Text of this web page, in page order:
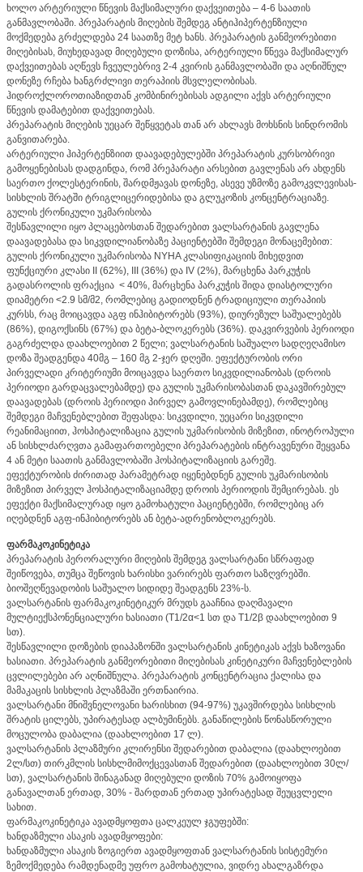
ხოლო არტერიული წნევის მაქსიმალური დაქვეითება – 4-6 საათის
განმავლობაში. პრეპარატის მიღების შემდეგ ანტიჰიპერტენზიული
მოქმედება გრძელდება 24 საათზე მეტ ხანს. პრეპარატის განმეორებითი
მიღებისას, მიუხედავად მიღებული დოზისა, არტერიული წნევა მაქსიმალურ
დაქვეითებას აღწევს ჩვეულებრივ 2-4 კვირის განმავლობაში და აღნიშნულ
დონეზე რჩება ხანგრძლივი თერაპიის მსვლელობისას.
ჰიდროქლოროთიაზიდთან კომბინირებისას ადგილი აქვს არტერიული
წნევის დამატებით დაქვეითებას.
პრეპარატის მიღების უეცარ შეწყვეტას თან არ ახლავს მოხსნის სინდრომის
განვითარება.
არტერიული ჰიპერტენზიით დაავადებულებში პრეპარატის კურსობრივი
გამოყენებისას დადგინდა, რომ პრეპარატი არსებით გავლენას არ ახდენს
საერთო ქოლესტერინის, შარდმჟავას დონეზე, ასევე უზმოზე გამოკვლევისას-
სისხლის შრატში ტრიგლიცერიდებისა და გლუკოზის კონცენტრაციაზე.
გულის ქრონიკული უკმარისობა
შესწავლილი იყო პლაცებოსთან შედარებით ვალსარტანის გავლენა
დაავადებასა და სიკვდილიანობაზე პაციენტებში შემდეგი მონაცემებით:
გულის ქრონიკული უკმარისობა NYHA კლასიფიკაციის მიხედვით
ფუნქციური კლასი II (62%), III (36%) და IV (2%), მარცხენა პარკუჭის
გადასროლის ფრაქცია < 40%, მარცხენა პარკუჭის შიდა დიასტოლური
დიამეტრი <2.9 სმ/მ2, რომლებიც გადიოდნენ ტრადიციული თერაპიის
კურსს, რაც მოიცავდა აგფ ინჰიბიტორებს (93%), დიურეზულ საშუალებებს
(86%), დიგოქსინს (67%) და ბეტა-ბლოკერებს (36%). დაკვირვების პერიოდი
გაგრძელდა დაახლოებით 2 წელი; ვალსარტანის საშუალო სადღეღამისო
დოზა შეადგენდა 40მგ – 160 მგ 2-ჯერ დღეში. ეფექტურობის ორი
პირველადი კრიტერიუმი მოიცავდა საერთო სიკვდილიანობას (დროის
პერიოდი გარდაცვალებამდე) და გულის უკმარისობასთან დაკავშირებულ
დაავადებას (დროის პერიოდი პირველ გამოვლინებამდე), რომლებიც
შემდეგი მაჩვენებლებით შეფასდა: სიკვდილი, უეცარი სიკვდილი
რეანიმაციით, ჰოსპიტალიზაცია გულის უკმარისობის მიზეზით, ინოტროპული
ან სისხლძარღვთა გამაფართოებელი პრეპარატების ინტრავენური შეყვანა
4 ან მეტი საათის განმავლობაში ჰოსპიტალიზაციის გარეშე.
ეფექტურობის ძირითად პარამეტრად იყენებდნენ გულის უკმარისობის
მიზეზით პირველ ჰოსპიტალიზაციამდე დროის პერიოდის შემცირებას. ეს
ეფექტი მაქსიმალურად იყო გამოხატული პაციენტებში, რომლებიც არ
იღებდნენ აგფ-ინჰიბიტორებს ან ბეტა-ადრენობლოკერებს.
ფარმაკოკინეტიკა
პრეპარატის პერორალური მიღების შემდეგ ვალსარტანი სწრაფად
შეიწოვება, თუმცა შეწოვის ხარისხი ვარირებს ფართო საზღვრებში.
ბიოშეღწევადობის საშუალო სიდიდე შეადგენს 23%-ს.
ვალსარტანის ფარმაკოკინეტიკურ მრუდს გააჩნია დაღმავალი
მულტიექსპონენციალური ხასიათი (T1/2α<1 სთ და T1/2β დაახლოებით 9
სთ).
შესწავლილი დოზების დიაპაზონში ვალსარტანის კინეტიკას აქვს ხაზოვანი
ხასიათი. პრეპარატის განმეორებითი მიღებისას კინეტიკური მაჩვენებლების
ცვლილებები არ აღნიშნულა. პრეპარატის კონცენტრაცია ქალისა და
მამაკაცის სისხლის პლაზმაში ერთნაირია.
ვალსარტანი მნიშვნელოვანი ხარისხით (94-97%) უკავშირდება სისხლის
შრატის ცილებს, უპირატესად ალბუმინებს. განაწილების წონასწორული
მოცულობა დაბალია (დაახლოებით 17 ლ).
ვალსარტანის პლაზმური კლირენსი შედარებით დაბალია (დაახლოებით
2ლ/სთ) თირკმლის სისხლმიმოქცევასთან შედარებით (დაახლოებით 30ლ/
სთ), ვალსარტანის შინაგანად მიღებული დოზის 70% გამოიყოფა
განავალთან ერთად, 30% - შარდთან ერთად უპირატესად შეუცვლელი
სახით.
ფარმაკოკინეტიკა ავადმყოფთა ცალკეულ ჯგუფებში:
ხანდაზმული ასაკის ავადმყოფები:
ხანდაზმული ასაკის ზოგიერთ ავადმყოფთან ვალსარტანის სისტემური
ზემოქმედება რამდენადმე უფრო გამოხატულია, ვიდრე ახალგაზრდა